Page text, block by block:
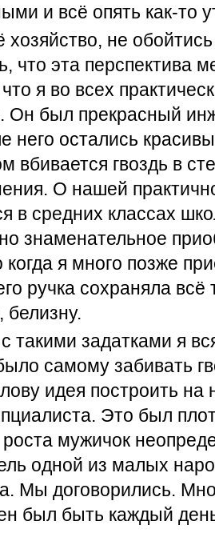
и всё опять как-то
хозяйство, не
что эта перспектива
я во всех
Он был прекрасный
него остались
вбивается гвоздь в
О нашей
в средних классах
знаменательное
я много позже
ручка сохраняла
белизну.
такими задатками я
самому забивать
идея построить на
Это был
мужичок
одной из малых
Мы договорились.
был быть каждый